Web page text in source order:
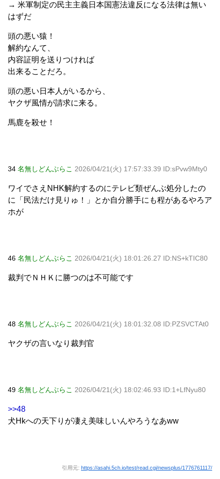
→ 米軍制定の民主主義日本国憲法違反になる法律は無い
はずだ
頭の悪い猿！
解約なんて、
内容証明を送りつければ
出来ることだろ。
頭の悪い日本人がいるから、
ヤクザ風情が請求に来る。
馬鹿を殺せ！
34 名無しどんぶらこ 2026/04/21(火) 17:57:33.39 ID:sPvw9Mty0
ワイでさえNHK解約するのにテレビ類ぜんぶ処分したの
に「民法だけ見りゅ！」とか自分勝手にも程があるやろア
ホが
46 名無しどんぶらこ 2026/04/21(火) 18:01:26.27 ID:NS+kTIC80
裁判でＮＨＫに勝つのは不可能です
48 名無しどんぶらこ 2026/04/21(火) 18:01:32.08 ID:PZSVCTAt0
ヤクザの言いなり裁判官
49 名無しどんぶらこ 2026/04/21(火) 18:02:46.93 ID:1+LfNyu80
>>48
犬Hkへの天下りが凄え美味しいんやろうなあww
引用元: https://asahi.5ch.io/test/read.cgi/newsplus/1776761117/